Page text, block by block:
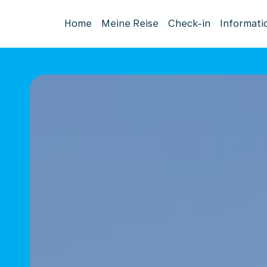
Home Meine Reise Check-in